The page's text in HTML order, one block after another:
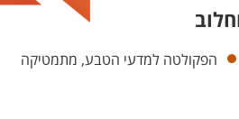
הפקולטה למדעי הטבע, מתמטיקה